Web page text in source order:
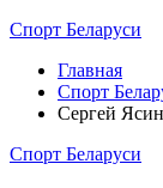
Спорт Беларуси
Главная
Спорт
Сергей
Спорт Беларуси